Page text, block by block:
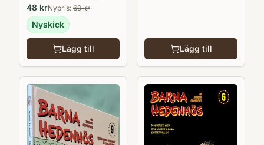
48 krNypris: 69kr
Nyskick
Lägg till Lägg till